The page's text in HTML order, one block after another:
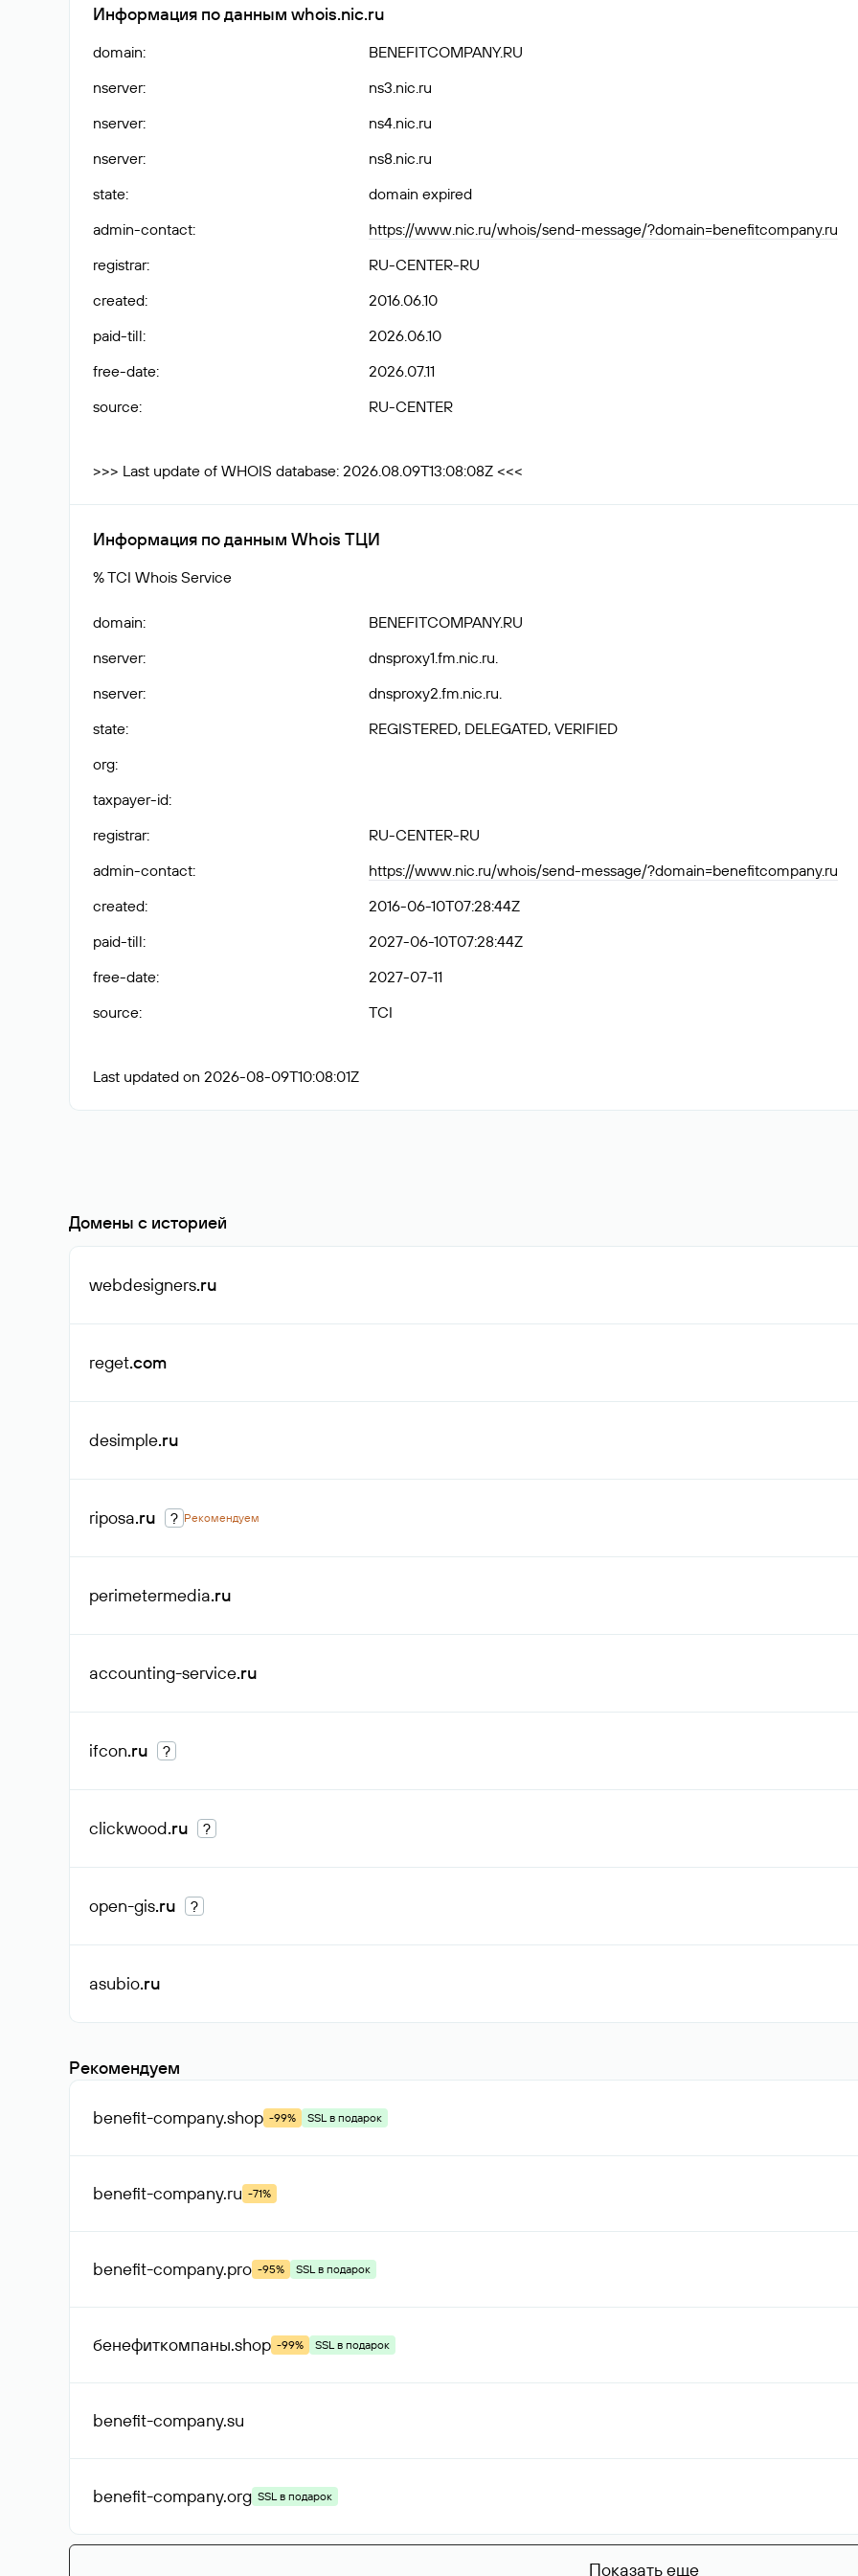
Информация по данным whois.nic.ru
domain:
BENEFITCOMPANY.RU
nserver:
ns3.nic.ru
nserver:
ns4.nic.ru
nserver:
ns8.nic.ru
state:
domain expired
admin-contact:
https://www.nic.ru/whois/send-message/?domain=benefitcompany.ru
registrar:
RU-CENTER-RU
created:
2016.06.10
paid-till:
2026.06.10
free-date:
2026.07.11
source: RU-CENTER
>>> Last update of WHOIS database: 2026.08.09T13:08:08Z <<<
Информация по данным Whois ТЦИ
% TCI Whois Service
domain:
BENEFITCOMPANY.RU
nserver:
dnsproxy1.fm.nic.ru.
nserver:
dnsproxy2.fm.nic.ru.
state:
REGISTERED, DELEGATED, VERIFIED
org:
taxpayer-id:
registrar:
RU-CENTER-RU
admin-contact:
https://www.nic.ru/whois/send-message/?domain=benefitcompany.ru
created:
2016-06-10T07:28:44Z
paid-till:
2027-06-10T07:28:44Z
free-date:
2027-07-11
source: TCI
Last updated on 2026-08-09T10:08:01Z
Домены с историей
webdesigners.ru
reget.com
desimple.ru
riposa.ru ? Рекомендуем
perimetermedia.ru
accounting-service.ru
ifcon.ru ?
clickwood.ru ?
open-gis.ru ?
asubio.ru
Рекомендуем
benefit-company.shop -99% SSL в подарок
benefit-company.ru -71%
benefit-company.pro -95% SSL в подарок
бенефиткомпаны.shop -99% SSL в подарок
benefit-company.su
benefit-company.org SSL в подарок
Показать еще